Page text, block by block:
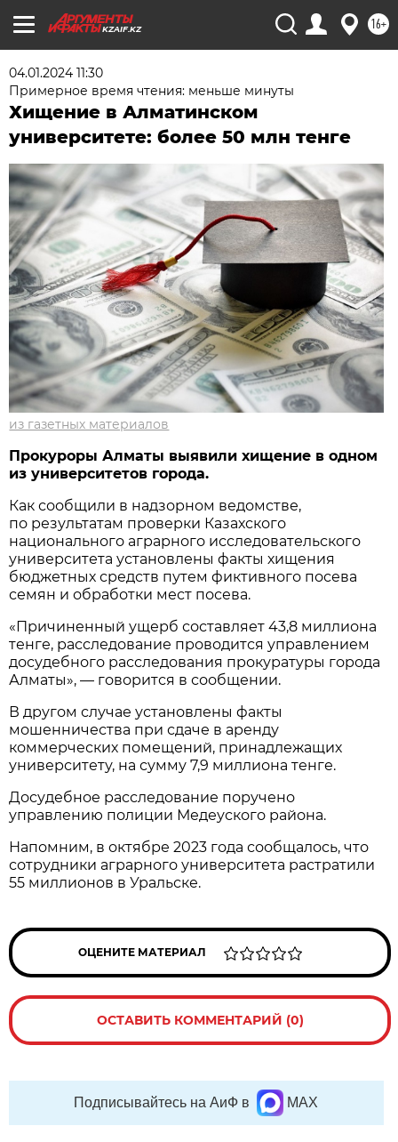
KZAIF.KZ 16+
04.01.2024 11:30
Примерное время чтения: меньше минуты
Хищение в Алматинском
университете: более 50 млн тенге
из газетных материалов
Прокуроры Алматы выявили хищение в одном
из университетов города.
Как сообщили в надзорном ведомстве,
по результатам проверки Казахского
национального аграрного исследовательского
университета установлены факты хищения
бюджетных средств путем фиктивного посева
семян и обработки мест посева.
«Причиненный ущерб составляет 43,8 миллиона
тенге, расследование проводится управлением
досудебного расследования прокуратуры города
Алматы», — говорится в сообщении.
В другом случае установлены факты
мошенничества при сдаче в аренду
коммерческих помещений, принадлежащих
университету, на сумму 7,9 миллиона тенге.
Досудебное расследование поручено
управлению полиции Медеуского района.
Напомним, в октябре 2023 года сообщалось, что
сотрудники аграрного университета растратили
55 миллионов в Уральске.
ОЦЕНИТЕ МАТЕРИАЛ
ОСТАВИТЬ КОММЕНТАРИЙ (0)
Подписывайтесь на АиФ в MAX